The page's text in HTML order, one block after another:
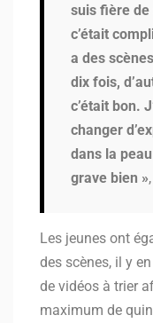
suis fière de
c’était
a des
dix fois,
c’était bon.
changer
dans la
grave bien »
Les jeunes ont
des scènes, il y
de vidéos à trier
maximum de